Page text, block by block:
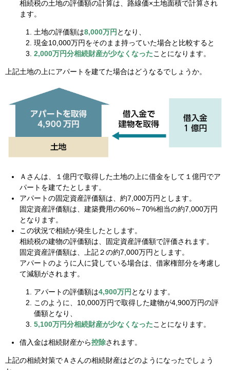
相続税の土地の評価額の計算は、路線価×土地面積で計算され
ます。
土地の評価額は8,000万円 となり、
現金10,000万円をそのまま持っていた場合と比較すると
2,000万円分相続財産が少なくなったことになります。
上記土地の上にアパートを建てた場合はどうなるでしょうか。
Ａさんは、１億円で取得した土地の上に借金をして１億円でア
パートを建てたとします。
アパートの固定資産評価額は、約7,000万円とします。
固定資産評価額は、建築費用の60%～70%相当の約7,000万円
となります。
この状況で相続が発生したとします。
相続税の建物の評価額は、固定資産評価額で評価されます。
固定資産評価額は、上記２の約7,000万円とします。
アパートのように人に貸している場合は、借家権部分を考慮し
て減額がされます。
アパートの評価額は4,900万円となります。
このように、10,000万円で取得した建物が4,900万円の評
価額となり、
5,100万円分相続財産が少なくなったことになります。
借入金は相続財産から控除されます。
上記の相続対策でＡさんの相続財産はどのようになったでしょう